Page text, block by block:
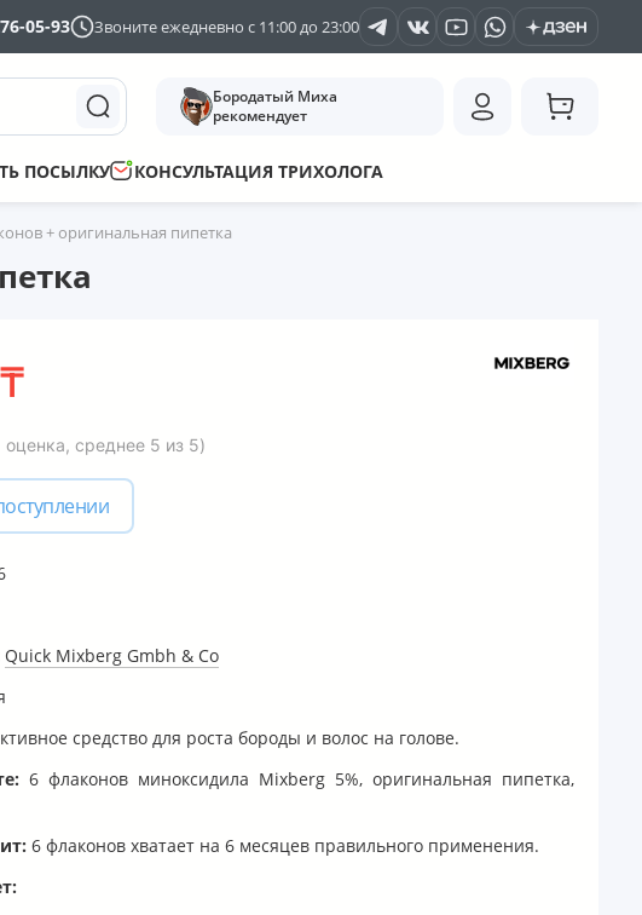
05-93 Звоните ежедневно с 11:00 до 23:00
Бородатый Миха
рекомендует
ПОСЫЛКУ КОНСУЛЬТАЦИЯ ТРИХОЛОГА
+ оригинальная пипетка
₸
оценка, среднее 5 из 5)
Quick Mixberg Gmbh & Co
средство для роста бороды и волос на голове.
6 флаконов миноксидила Mixberg 5%, оригинальная пипетка,
6 флаконов хватает на 6 месяцев правильного применения.